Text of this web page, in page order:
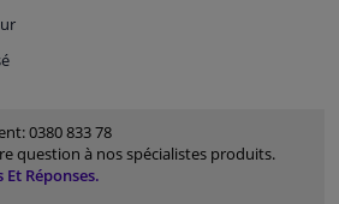
0380 833 78
question à nos spécialistes produits.
Réponses.